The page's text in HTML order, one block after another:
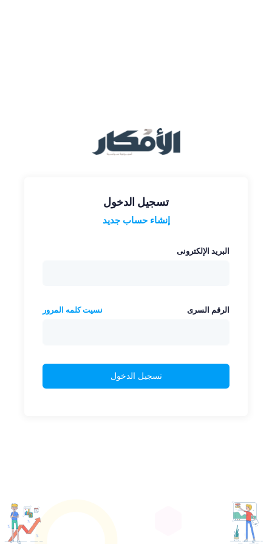
تسجيل الدخول
إنشاء حساب جديد
البريد الإلكترونى
الرقم السرى نسيت كلمه المرور
تسجيل الدخول